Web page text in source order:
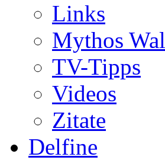
Links
Mythos Wal
TV-Tipps
Videos
Zitate
Delfine